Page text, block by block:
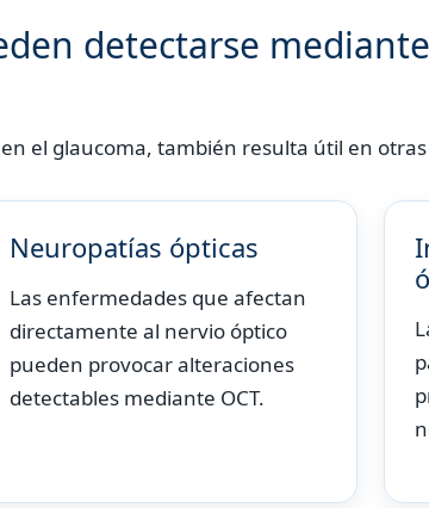
detectarse
el glaucoma, también resulta útil en
Neuropatías ópticas
Las enfermedades que afectan
directamente al nervio óptico
pueden provocar alteraciones
detectables mediante OCT.